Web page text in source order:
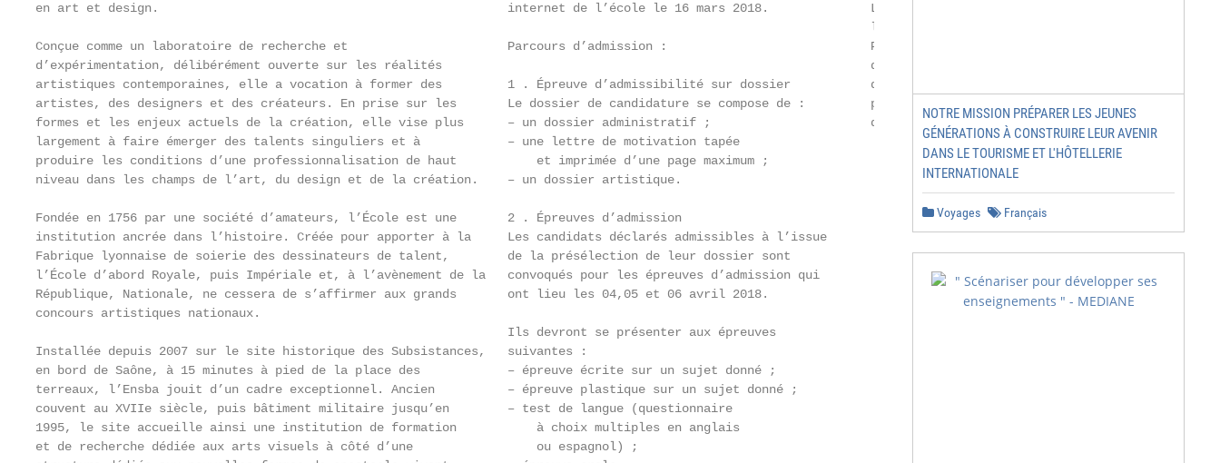
en art et design.                                                internet de l’école le 16 mars 2018.              Les résultats d’admission seront délivrés
                                                                                                                   le 27 avril 2018.
Conçue comme un laboratoire de recherche et                      Parcours d’admission :                            Pour les candidats ayant réussi l’examen
d’expérimentation, délibérément ouverte sur les réalités                                                           d’entrée et impérativement titulaires
artistiques contemporaines, elle a vocation à former des         1 . Épreuve d’admissibilité sur dossier           du baccalauréat, une préinscription en
artistes, des designers et des créateurs. En prise sur les       Le dossier de candidature se compose de :         première année est obligatoire auprès
formes et les enjeux actuels de la création, elle vise plus      – un dossier administratif ;                      du Service des études et de la scolarité.
largement à faire émerger des talents singuliers et à            – une lettre de motivation tapée
produire les conditions d’une professionnalisation de haut           et imprimée d’une page maximum ;
niveau dans les champs de l’art, du design et de la création.    – un dossier artistique.
Fondée en 1756 par une société d’amateurs, l’École est une       2 . Épreuves d’admission
institution ancrée dans l’histoire. Créée pour apporter à la     Les candidats déclarés admissibles à l’issue
Fabrique lyonnaise de soierie des dessinateurs de talent,        de la présélection de leur dossier sont
l’École d’abord Royale, puis Impériale et, à l’avènement de la   convoqués pour les épreuves d’admission qui
République, Nationale, ne cessera de s’affirmer aux grands       ont lieu les 04,05 et 06 avril 2018.
concours artistiques nationaux.
                                                                 Ils devront se présenter aux épreuves
Installée depuis 2007 sur le site historique des Subsistances,   suivantes :
en bord de Saône, à 15 minutes à pied de la place des            – épreuve écrite sur un sujet donné ;
terreaux, l’Ensba jouit d’un cadre exceptionnel. Ancien          – épreuve plastique sur un sujet donné ;
couvent au XVIIe siècle, puis bâtiment militaire jusqu’en        – test de langue (questionnaire
1995, le site accueille ainsi une institution de formation           à choix multiples en anglais
et de recherche dédiée aux arts visuels à côté d’une                 ou espagnol) ;
NOTRE MISSION PRÉPARER LES JEUNES
GÉNÉRATIONS À CONSTRUIRE LEUR AVENIR
DANS LE TOURISME ET L'HÔTELLERIE
INTERNATIONALE
Voyages Français